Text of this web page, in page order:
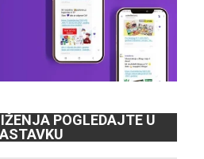
POGLEDAJTE U